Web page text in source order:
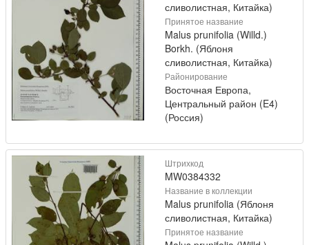
сливолистная, Китайка)
Принятое название
Malus prunifolia (Willd.)
Borkh. (Яблоня
сливолистная, Китайка)
Районирование
Восточная Европа,
Центральный район (E4)
(Россия)
Штрихкод
MW0384332
Название в коллекции
Malus prunifolia (Яблоня
сливолистная, Китайка)
Принятое название